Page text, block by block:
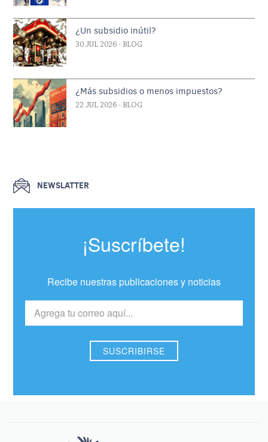
¿Un subsidio inútil?
30 JUL 2026 - BLOG
¿Más subsidios o menos impuestos?
22 JUL 2026 - BLOG
NEWSLATTER
¡Suscríbete!
Recibe nuestras publicaciones y noticias